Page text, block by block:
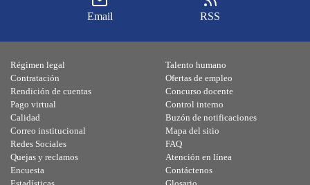
Email RSS
Régimen legal
Contratación
Rendición de cuentas
Pago virtual
Calidad
Talento humano
Ofertas de empleo
Concurso docente
Control interno
Buzón de notificaciones
Correo institucional
Redes Sociales
Quejas y reclamos
Encuesta
Mapa del sitio
FAQ
Atención en línea
Contáctenos